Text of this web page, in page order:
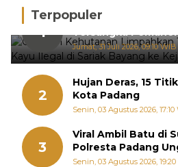
Terpopuler
1
Gakkum Kehutanan
Tersangka
Sariak Bayang ke
Jumat, 31 Juli 2026, 09:10 WIB
2
Hujan Deras, 15
Kota Padang
Senin, 03 Agustus 2026, 17:10
3
Viral Ambil Batu di
Polresta Padang
Sebenarnya
Senin, 03 Agustus 2026,